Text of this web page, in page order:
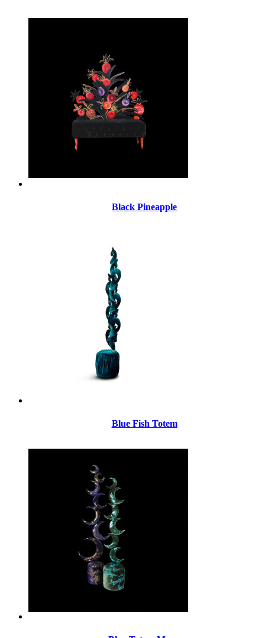
Black Pineapple
Blue Fish Totem